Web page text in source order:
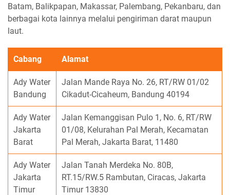
Batam, Balikpapan, Makassar, Palembang, Pekanbaru, dan
berbagai kota lainnya melalui pengiriman darat maupun
laut.
Cabang Alamat
Ady Water
Bandung
Jalan Mande Raya No. 26, RT/RW 01/02
Cikadut-Cicaheum, Bandung 40194
Ady Water
Jakarta
Barat
Jalan Kemanggisan Pulo 1, No. 6, RT/RW
01/08, Kelurahan Pal Merah, Kecamatan
Pal Merah, Jakarta Barat, 11480
Ady Water
Jakarta
Timur
Jalan Tanah Merdeka No. 80B,
RT.15/RW.5 Rambutan, Ciracas, Jakarta
Timur 13830